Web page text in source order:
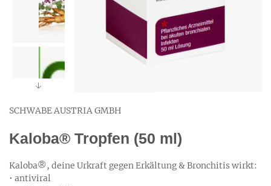
SCHWABE AUSTRIA GMBH
Kaloba® Tropfen (50 ml)
Kaloba®, deine Urkraft gegen Erkältung & Bronchitis wirkt:
• antiviral